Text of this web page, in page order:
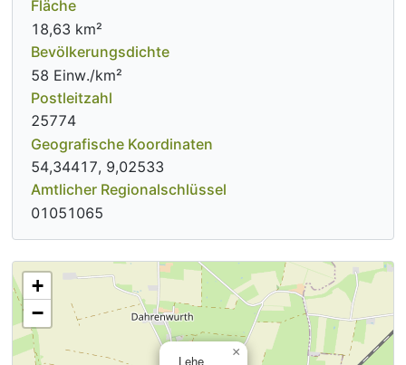
Fläche
18,63 km²
Bevölkerungsdichte
58 Einw./km²
Postleitzahl
25774
Geografische Koordinaten
54,34417, 9,02533
Amtlicher Regionalschlüssel
01051065
Lehe
×
+
−